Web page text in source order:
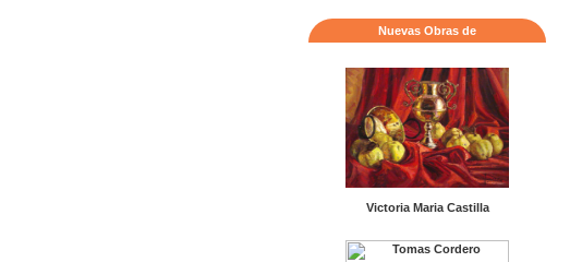
Nuevas Obras de
Victoria Maria Castilla